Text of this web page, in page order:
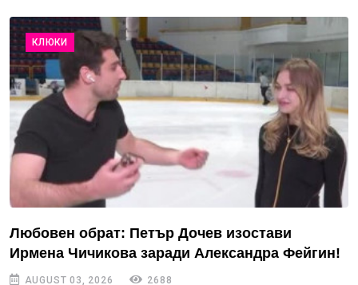
КЛЮКИ
Любовен обрат: Петър Дочев изостави
Ирмена Чичикова заради Александра Фейгин!
AUGUST 03, 2026 2688